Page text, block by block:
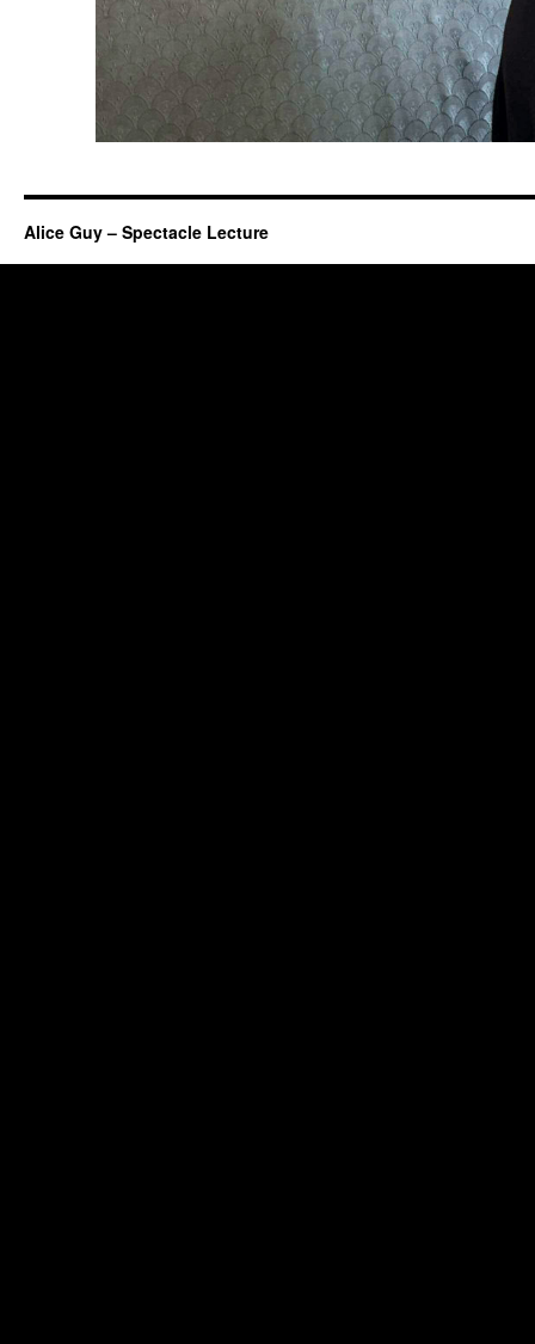
Alice Guy – Spectacle Lecture